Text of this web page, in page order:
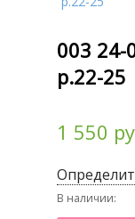
003 24-
р.22-25
1 550
В наличии: